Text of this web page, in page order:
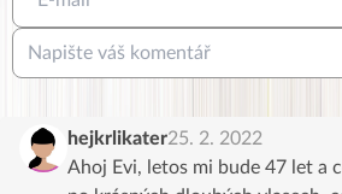
hejkrlikater25. 2. 2022
Ahoj Evi, letos mi bude 47 let a